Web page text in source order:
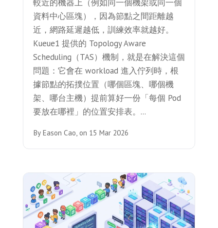
較近的機器上（例如同一個機架或同一個
資料中心區塊），因為節點之間距離越
近，網路延遲越低，訓練效率就越好。
Kueue1 提供的 Topology Aware
Scheduling（TAS）機制，就是在解決這個
問題：它會在 workload 進入佇列時，根
據節點的拓撲位置（哪個區塊、哪個機
架、哪台主機）提前算好一份「每個 Pod
要放在哪裡」的位置安排表。...
By Eason Cao, on 15 Mar 2026